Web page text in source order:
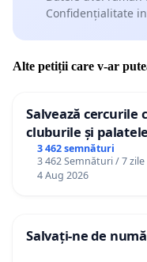
Confidențialitate
Alte petiții care v-ar
Salvează
cluburile și
3 462 semnături
3 462 Semnături / 7 zile
4 Aug 2026
Salvați-ne de